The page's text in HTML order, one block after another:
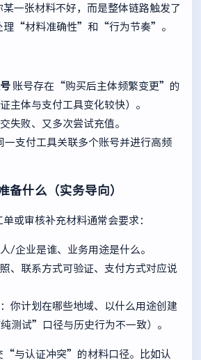
一张材料不好，而是整体链路触发了
理“材料准确性”和“行为节奏”。
账号存在“购买后主体频繁变更”的
主体与支付工具变化较快）。
失败、又多次尝试充值。
一支付工具关联多个账号并进行高频
备什么（实务导向）
或审核补充材料通常会要求：
/企业是谁、业务用途是什么。
、联系方式可验证、支付方式对应说
你计划在哪些地域、以什么用途创建
测试”口径与历史行为不一致）。
“与认证冲突”的材料口径。比如认